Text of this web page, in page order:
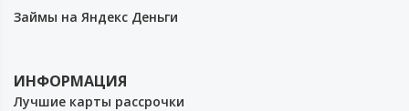
Займы на Яндекс Деньги
ИНФОРМАЦИЯ
Лучшие карты рассрочки